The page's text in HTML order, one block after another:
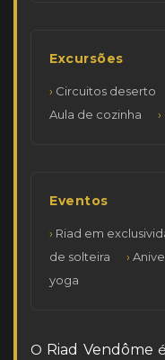
Excursões
Circuitos deserto
Aula de cozinha
Eventos
Riad em
de solteira
yoga
O Riad Vendôme